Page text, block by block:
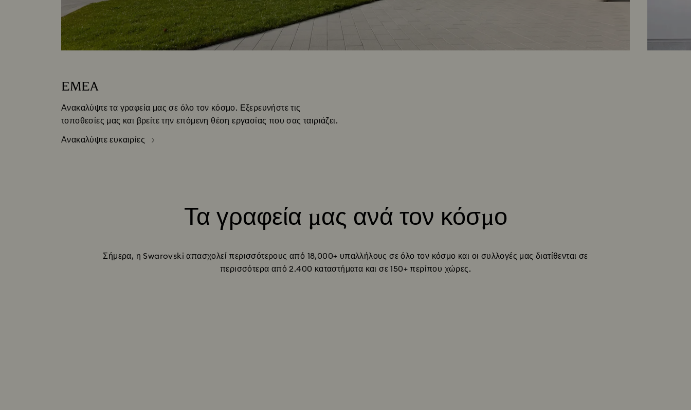
EMEA
Ανακαλύψτε τα γραφεία μας σε όλο τον κόσμο. Εξερευνήστε τις
τοποθεσίες μας και βρείτε την επόμενη θέση εργασίας που σας ταιριάζει.
Ανακαλύψτε ευκαιρίες
Τα γραφεία μας ανά τον κόσμο
Σήμερα, η Swarovski απασχολεί περισσότερους από 18,000+​ υπαλλήλους σε όλο τον κόσμο και οι συλλογές μας διατίθενται σε
περισσότερα από 2.400 καταστήματα και σε 150+​ περίπου χώρες.